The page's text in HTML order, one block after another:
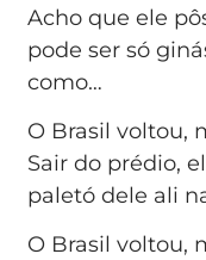
Acho que ele
pode ser só
como…
O Brasil voltou,
Sair do prédio,
paletó dele ali
O Brasil voltou,